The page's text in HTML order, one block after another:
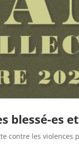
blessé-es
contre les violences